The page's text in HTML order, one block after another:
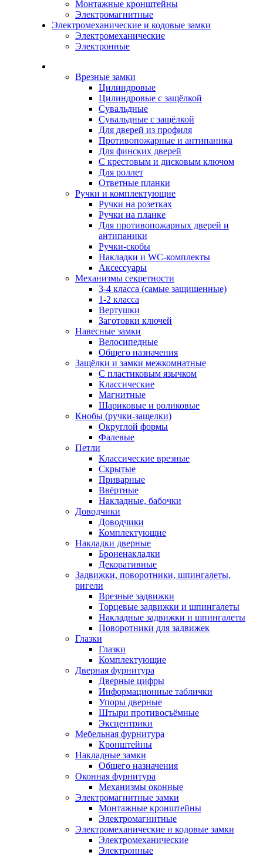
Монтажные кронштейны
Электромагнитные
Электромеханические и кодовые замки
Электромеханические
Электронные
Врезные замки
Цилиндровые
Цилиндровые с защёлкой
Сувальдные
Сувальдные с защёлкой
Для дверей из профиля
Противопожарные и антипаника
Для финских дверей
С крестовым и дисковым ключом
Для роллет
Ответные планки
Ручки и комплектующие
Ручки на розетках
Ручки на планке
Для противопожарных дверей и
антипаники
Ручки-скобы
Накладки и WC-комплекты
Аксессуары
Механизмы секретности
3-4 класса (самые защищенные)
1-2 класса
Вертушки
Заготовки ключей
Навесные замки
Велосипедные
Общего назначения
Защёлки и замки межкомнатные
С пластиковым язычком
Классические
Магнитные
Шариковые и роликовые
Кнобы (ручки-защелки)
Округлой формы
Фалевые
Петли
Классические врезные
Скрытые
Приварные
Ввёртные
Накладные, бабочки
Доводчики
Доводчики
Комплектующие
Накладки дверные
Броненакладки
Декоративные
Задвижки, поворотники, шпингалеты,
ригели
Врезные задвижки
Торцевые задвижки и шпингалеты
Накладные задвижки и шпингалеты
Поворотники для задвижек
Глазки
Глазки
Комплектующие
Дверная фурнитура
Дверные цифры
Информационные таблички
Упоры дверные
Штыри противосъёмные
Эксцентрики
Мебельная фурнитура
Кронштейны
Накладные замки
Общего назначения
Оконная фурнитура
Механизмы оконные
Электромагнитные замки
Монтажные кронштейны
Электромагнитные
Электромеханические и кодовые замки
Электромеханические
Электронные